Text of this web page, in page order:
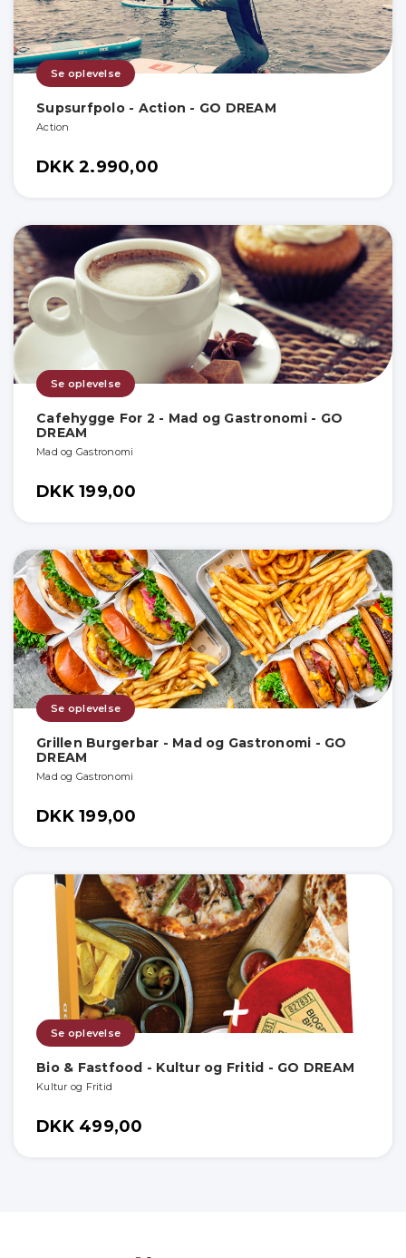
Se oplevelse
Supsurfpolo - Action - GO DREAM
Action
DKK 2.990,00
Se oplevelse
Cafehygge For 2 - Mad og Gastronomi - GO
DREAM
Mad og Gastronomi
DKK 199,00
Se oplevelse
Grillen Burgerbar - Mad og Gastronomi - GO
DREAM
Mad og Gastronomi
DKK 199,00
Se oplevelse
Bio & Fastfood - Kultur og Fritid - GO DREAM
Kultur og Fritid
DKK 499,00